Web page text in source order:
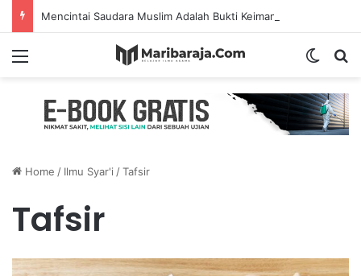
Home / Ilmu Syar'i /Tafsir
Tafsir